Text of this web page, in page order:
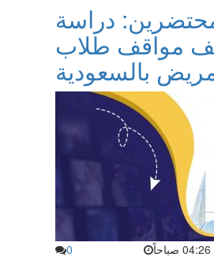
دراسة
مواقف طلاب
بالسعودية
0